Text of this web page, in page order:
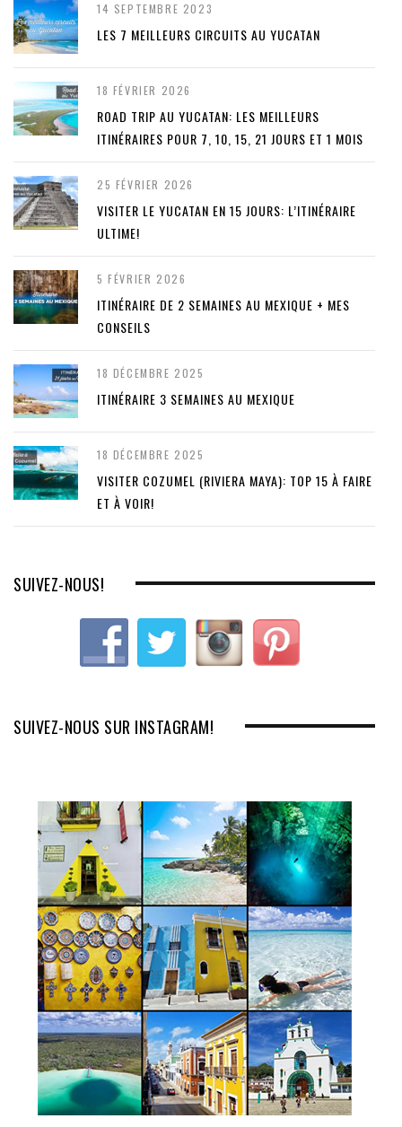
14 SEPTEMBRE 2023
LES 7 MEILLEURS CIRCUITS AU YUCATAN
18 FÉVRIER 2026
ROAD TRIP AU YUCATAN: LES MEILLEURS
ITINÉRAIRES POUR 7, 10, 15, 21 JOURS ET 1 MOIS
25 FÉVRIER 2026
VISITER LE YUCATAN EN 15 JOURS: L’ITINÉRAIRE
ULTIME!
5 FÉVRIER 2026
ITINÉRAIRE DE 2 SEMAINES AU MEXIQUE + MES
CONSEILS
18 DÉCEMBRE 2025
ITINÉRAIRE 3 SEMAINES AU MEXIQUE
18 DÉCEMBRE 2025
VISITER COZUMEL (RIVIERA MAYA): TOP 15 À FAIRE
ET À VOIR!
SUIVEZ-NOUS!
SUIVEZ-NOUS SUR INSTAGRAM!